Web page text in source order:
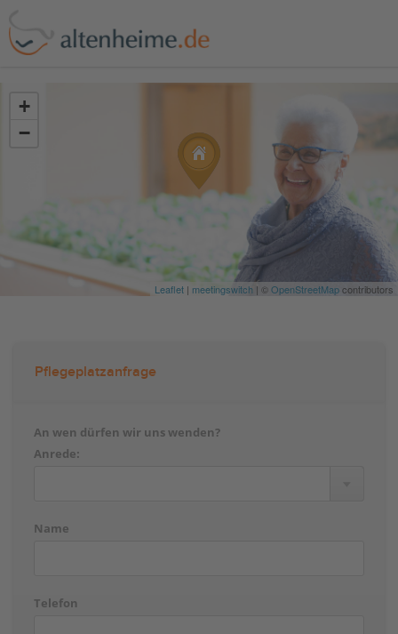
+
−
Leaflet | meetingswitch | ©OpenStreetMapcontributors
Pflegeplatzanfrage
An wen dürfen wir uns wenden?
Anrede:
Name
Telefon